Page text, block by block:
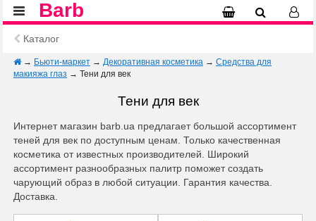
Barb
Каталог
→ Бьюти-маркет → Декоративная косметика → Средства для
макияжа глаз → Тени для век
Тени для век
Интернет магазин barb.ua предлагает большой ассортимент
теней для век по доступным ценам. Только качественная
косметика от известных производителей. Широкий
ассортимент разнообразных палитр поможет создать
чарующий образ в любой ситуации. Гарантия качества.
Доставка.